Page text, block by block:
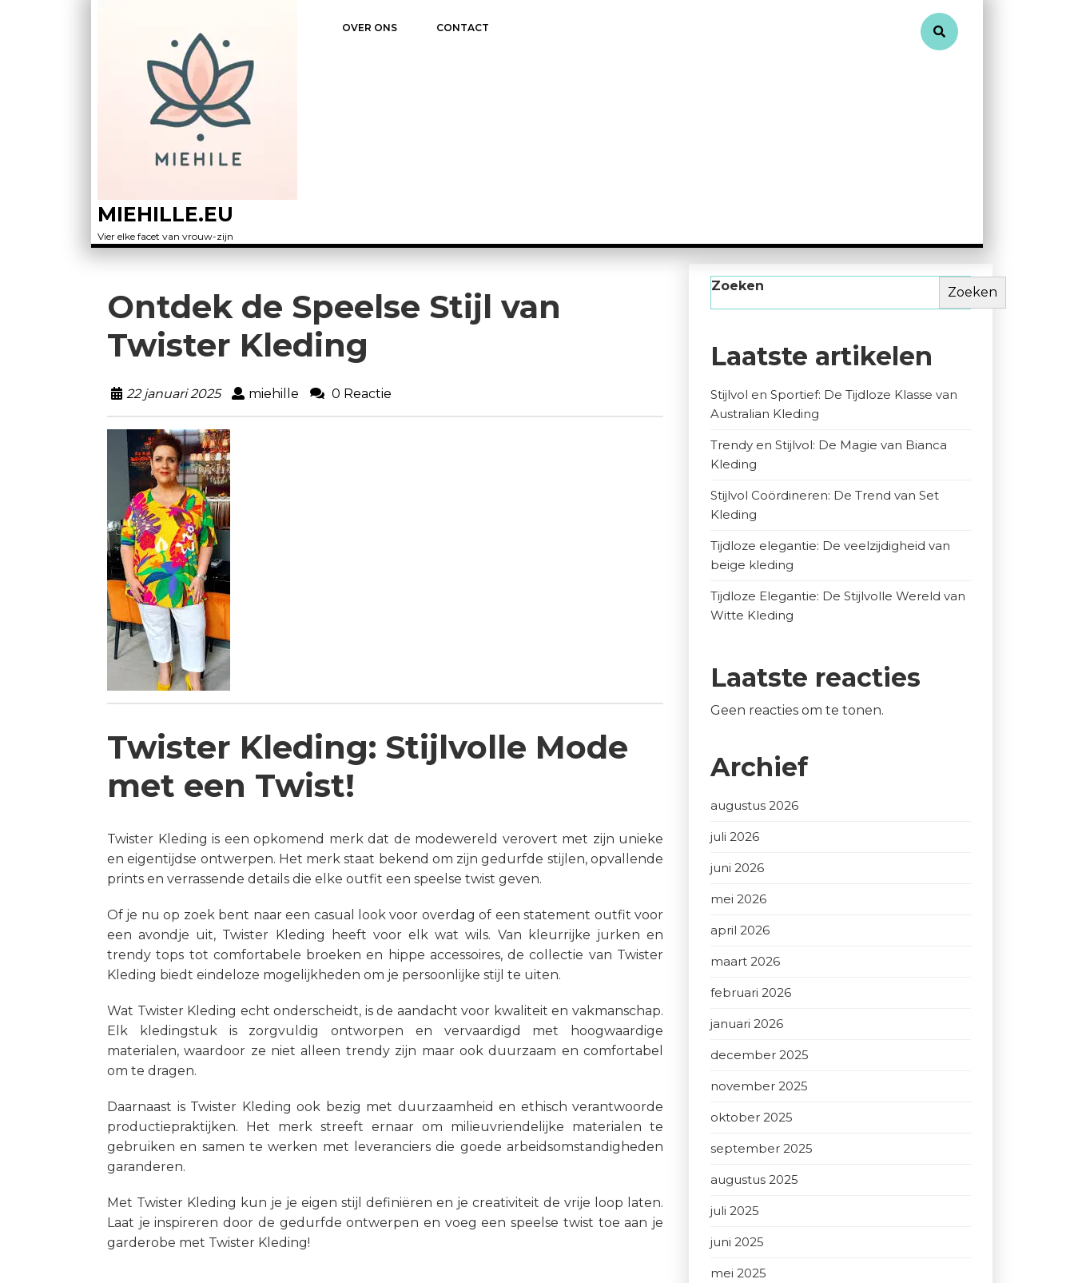
MIEHILLE.EU
Vier elke facet van vrouw-zijn
OVER ONS CONTACT
Ontdek de Speelse Stijl van
Twister Kleding
22 januari 2025 miehille 0 Reactie
Twister Kleding: Stijlvolle Mode
met een Twist!
Twister Kleding is een opkomend merk dat de modewereld verovert met zijn unieke
en eigentijdse ontwerpen. Het merk staat bekend om zijn gedurfde stijlen, opvallende
prints en verrassende details die elke outfit een speelse twist geven.
Of je nu op zoek bent naar een casual look voor overdag of een statement outfit voor
een avondje uit, Twister Kleding heeft voor elk wat wils. Van kleurrijke jurken en
trendy tops tot comfortabele broeken en hippe accessoires, de collectie van Twister
Kleding biedt eindeloze mogelijkheden om je persoonlijke stijl te uiten.
Wat Twister Kleding echt onderscheidt, is de aandacht voor kwaliteit en vakmanschap.
Elk kledingstuk is zorgvuldig ontworpen en vervaardigd met hoogwaardige
materialen, waardoor ze niet alleen trendy zijn maar ook duurzaam en comfortabel
om te dragen.
Daarnaast is Twister Kleding ook bezig met duurzaamheid en ethisch verantwoorde
productiepraktijken. Het merk streeft ernaar om milieuvriendelijke materialen te
gebruiken en samen te werken met leveranciers die goede arbeidsomstandigheden
garanderen.
Met Twister Kleding kun je je eigen stijl definiëren en je creativiteit de vrije loop laten.
Laat je inspireren door de gedurfde ontwerpen en voeg een speelse twist toe aan je
garderobe met Twister Kleding!
Zoeken Zoeken
Laatste artikelen
Stijlvol en Sportief: De Tijdloze Klasse van
Australian Kleding
Trendy en Stijlvol: De Magie van Bianca
Kleding
Stijlvol Coördineren: De Trend van Set
Kleding
Tijdloze elegantie: De veelzijdigheid van
beige kleding
Tijdloze Elegantie: De Stijlvolle Wereld van
Witte Kleding
Laatste reacties
Geen reacties om te tonen.
Archief
augustus 2026
juli 2026
juni 2026
mei 2026
april 2026
maart 2026
februari 2026
januari 2026
december 2025
november 2025
oktober 2025
september 2025
augustus 2025
juli 2025
juni 2025
mei 2025